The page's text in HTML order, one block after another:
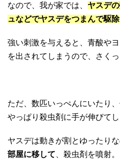
なので、我が家では、 ヤスデ
ュなどでヤスデをつまんで駆除
強い刺激を与えると、青酸や
を出されてしまうので、さく
ただ、数匹いっぺんにいたり
やっぱり殺虫剤に手が伸びてし
ヤスデは動きが割とゆったりな
部屋に移して 、殺虫剤を噴射。